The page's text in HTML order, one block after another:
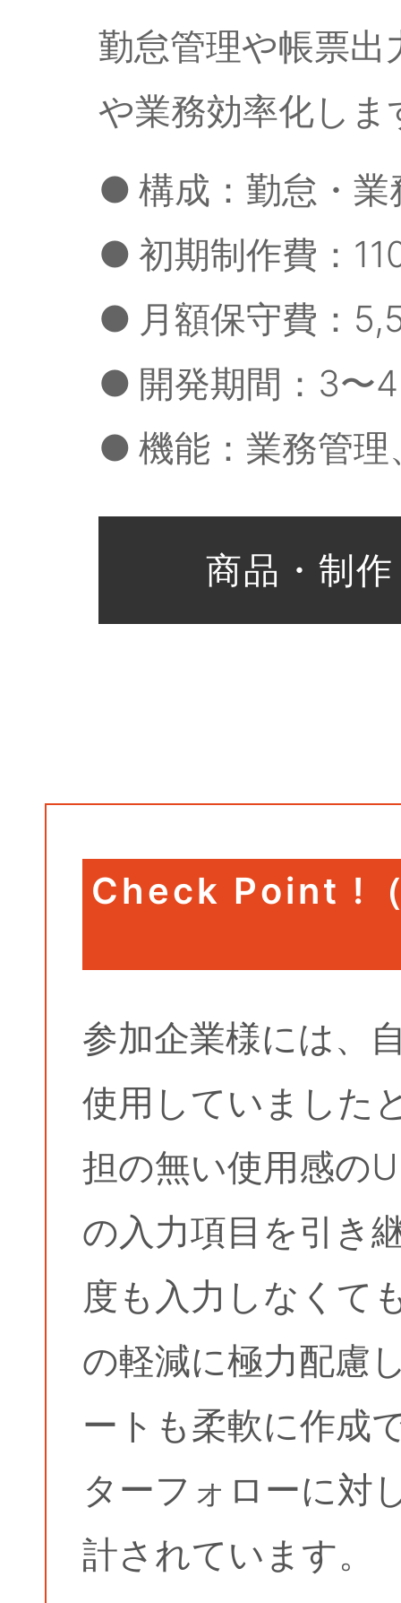
勤怠管理や帳票
や業務効率化しま
● 構成：勤怠・
● 初期制作費：
● 月額保守費：
● 開発期間：3〜
● 機能：業務管
Check Point !（
参加企業様には、
使用していました
担の無い使用感の
の入力項目を引き
度も入力しなくて
の軽減に極力配慮
ートも柔軟に作成
ターフォローに対
計されています。